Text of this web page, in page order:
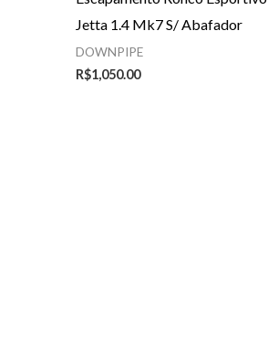
Jetta 1.4 Mk7 S/ Abafador
DOWNPIPE
R$1,050.00